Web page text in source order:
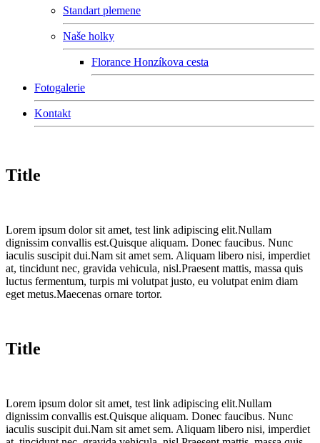
Standart plemene
Naše holky
Florance Honzíkova cesta
Fotogalerie
Kontakt
Title
Lorem ipsum dolor sit amet, test link adipiscing elit.Nullam
dignissim convallis est.Quisque aliquam. Donec faucibus. Nunc
iaculis suscipit dui.Nam sit amet sem. Aliquam libero nisi, imperdiet
at, tincidunt nec, gravida vehicula, nisl.Praesent mattis, massa quis
luctus fermentum, turpis mi volutpat justo, eu volutpat enim diam
eget metus.Maecenas ornare tortor.
Title
Lorem ipsum dolor sit amet, test link adipiscing elit.Nullam
dignissim convallis est.Quisque aliquam. Donec faucibus. Nunc
iaculis suscipit dui.Nam sit amet sem. Aliquam libero nisi, imperdiet